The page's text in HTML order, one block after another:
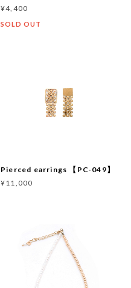
¥4,400
SOLD OUT
Pierced earrings 【PC-049】
¥11,000